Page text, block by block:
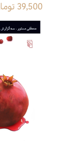
39,500 تومان